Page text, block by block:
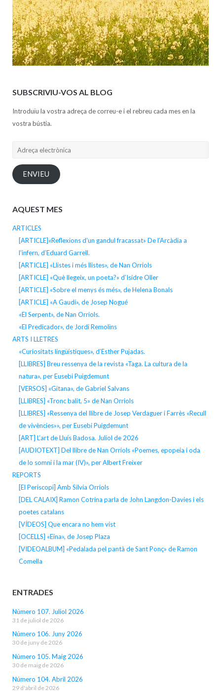
SUBSCRIVIU-VOS AL BLOG
Introduïu la vostra adreça de correu-e i el rebreu cada mes en la
vostra bústia.
Adreça
ENVIEU
AQUEST MES
ARTICLES
[ARTICLE]«Reflexions d’un gandul fracassat» De l’Arcàdia a
l’infern, d’Eduard Garrell.
[ARTICLE] «Llistes i més llistes», de Nan Orriols
[ARTICLE] «Què llegeix, un poeta?» d’Isidre Oller
[ARTICLE] «Sobre el menys és més», de Helena Bonals
[ARTICLE] «A Gaudí», de Josep Nogué
«El Serpent», de Nan Orriols.
«El Predicador», de Jordi Remolins
ARTS I LLETRES
«Curiositats lingüístiques», d’Esther Pujadas.
[LLIBRES] Breu ressenya de la revista «Taga. La cultura de la
natura», per Eusebi Puigdemunt
[VERSOS] «Gitana», de Gabriel Salvans
[LLIBRES] «Tronc balit, 5» de Nan Orriols
[LLIBRES] «Ressenya del llibre de Josep Verdaguer i Farrès «Recull
de vivències»», per Eusebi Puigdemunt
[ART] L’art de Lluís Badosa. Juliol de 2026
[AUDIOTEXT] Del llibre de Nan Orriols «Poemes, epopeia i oda
de lo somni i la mar (IV)», per Albert Freixer
REPORTS
[El Periscopi] Amb Silvia Orriols
[DEL CALAIX] Ramon Cotrina parla de John Langdon-Davies i els
poetes catalans
[VÍDEOS] Que encara no hem vist
[OCELLS] «Eina», de Josep Plaza
[VIDEOALBUM] «Pedalada pel pantà de Sant Ponç» de Ramon
Comella
ENTRADES
Número 107. Juliol 2026
31 de juliol de 2026
Número 106. Juny 2026
30 de juny de 2026
Número 105. Maig 2026
30 de maig de 2026
Número 104. Abril 2026
29 d'abril de 2026